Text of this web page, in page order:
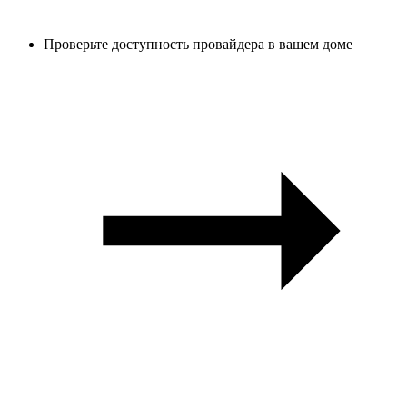
Проверьте доступность провайдера в вашем доме